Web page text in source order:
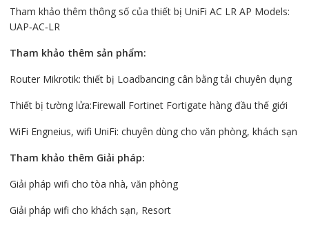
Tham khảo thêm thông số của thiết bị UniFi AC LR AP Models:
UAP‑AC‑LR
Tham khảo thêm sản phẩm:
Router Mikrotik: thiết bị Loadbancing cân bằng tải chuyên dụng
Thiết bị tường lửa:Firewall Fortinet Fortigate hàng đầu thế giới
WiFi Engneius, wifi UniFi: chuyên dùng cho văn phòng, khách sạn
Tham khảo thêm Giải pháp:
Giải pháp wifi cho tòa nhà, văn phòng
Giải pháp wifi cho khách sạn, Resort